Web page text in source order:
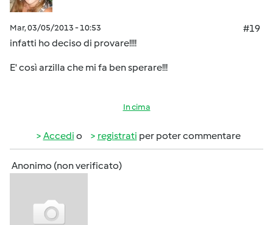
Mar, 03/05/2013 - 10:53
#19
infatti ho deciso di provare!!!!
E' così arzilla che mi fa ben sperare!!!
In cima
Accedi o registrati per poter commentare
Anonimo (non verificato)